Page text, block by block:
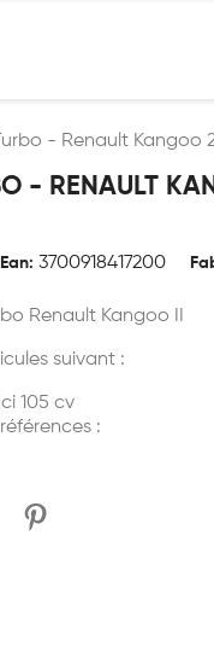
- Renault Kangoo
- RENAULT
Ean: 3700918417200
Renault Kangoo II
suivant :
105 cv
: